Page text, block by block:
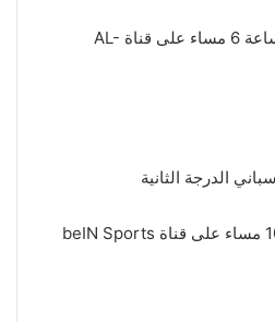
الرجاء X اتحاد تواركة – الساعة 6 مساء على قناة AL-
الدرجة الثانية
مالقا X ألميريا – الساعة 10 مساء على قناة beIN Sports